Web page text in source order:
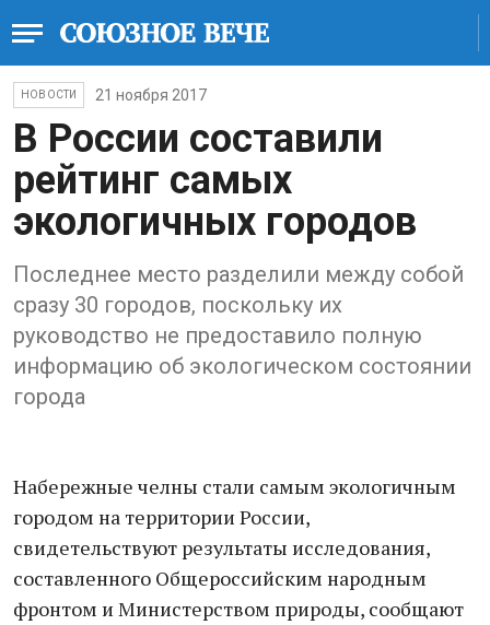
НОВОСТИ 21 ноября 2017
В России составили
рейтинг самых
экологичных городов
Последнее место разделили между собой
сразу 30 городов, поскольку их
руководство не предоставило полную
информацию об экологическом состоянии
города
Набережные челны стали самым экологичным
городом на территории России,
свидетельствуют результаты исследования,
составленного Общероссийским народным
фронтом и Министерством природы, сообщают